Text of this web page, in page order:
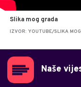
Slika mog grada
IZVOR: YOUTUBE/SLIKA
Naše